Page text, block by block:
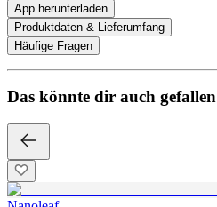
App herunterladen
Produktdaten & Lieferumfang
Häufige Fragen
Das könnte dir auch gefallen